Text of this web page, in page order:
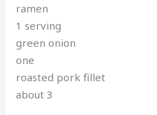
ramen
1 serving
green onion
one
roasted pork fillet
about 3